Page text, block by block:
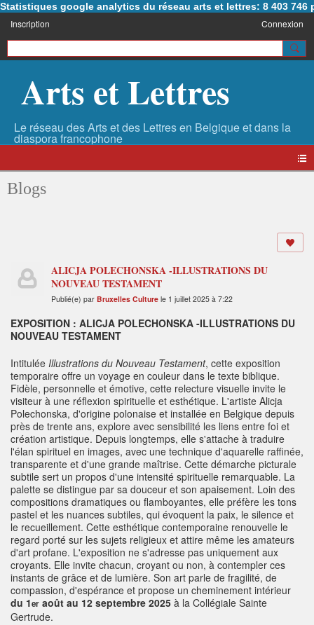
Statistiques google analytics du réseau arts et lettres: 8 403 746
Inscription Connexion
Arts et Lettres
Blogs
ALICJA POLECHONSKA -ILLUSTRATIONS DU
NOUVEAU TESTAMENT
Publié(e) par Bruxelles Culture le 1 juillet 2025 à 7:22
EXPOSITION : ALICJA POLECHONSKA -ILLUSTRATIONS DU
NOUVEAU TESTAMENT
Intitulée Illustrations du Nouveau Testament, cette exposition
temporaire offre un voyage en couleur dans le texte biblique.
Fidèle, personnelle et émotive, cette relecture visuelle invite le
visiteur à une réflexion spirituelle et esthétique. L'artiste Alicja
Polechonska, d'origine polonaise et installée en Belgique depuis
près de trente ans, explore avec sensibilité les liens entre foi et
création artistique. Depuis longtemps, elle s'attache à traduire
l'élan spirituel en images, avec une technique d'aquarelle raffinée,
transparente et d'une grande maîtrise. Cette démarche picturale
subtile sert un propos d'une intensité spirituelle remarquable. La
palette se distingue par sa douceur et son apaisement. Loin des
compositions dramatiques ou flamboyantes, elle préfère les tons
pastel et les nuances subtiles, qui évoquent la paix, le silence et
le recueillement. Cette esthétique contemporaine renouvelle le
regard porté sur les sujets religieux et attire même les amateurs
d'art profane. L'exposition ne s'adresse pas uniquement aux
croyants. Elle invite chacun, croyant ou non, à contempler ces
instants de grâce et de lumière. Son art parle de fragilité, de
compassion, d'espérance et propose un cheminement intérieur
du 1er août au 12 septembre 2025 à la Collégiale Sainte
Gertrude.